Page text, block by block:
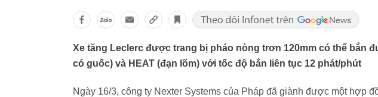
Xe tăng Leclerc được trang bị pháo nòng trơn 120mm có thể bắn
có guốc) và HEAT (đạn lõm) với tốc độ bắn liên tục 12 phát/phút
Ngày 16/3, công ty Nexter Systems của Pháp đã giành được một hợp